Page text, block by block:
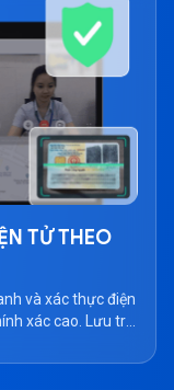
TỬ THEO
và xác thực điện
xác cao. Lưu trữ
ảnh khuôn […]